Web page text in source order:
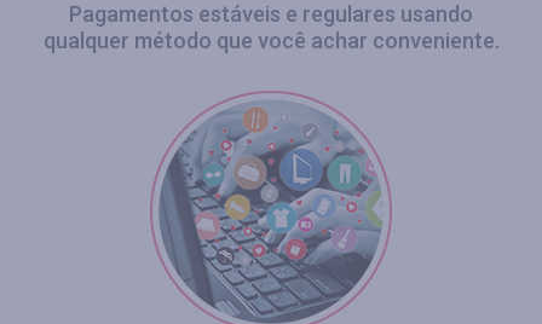
Pagamentos estáveis e regulares usando
qualquer método que você achar conveniente.